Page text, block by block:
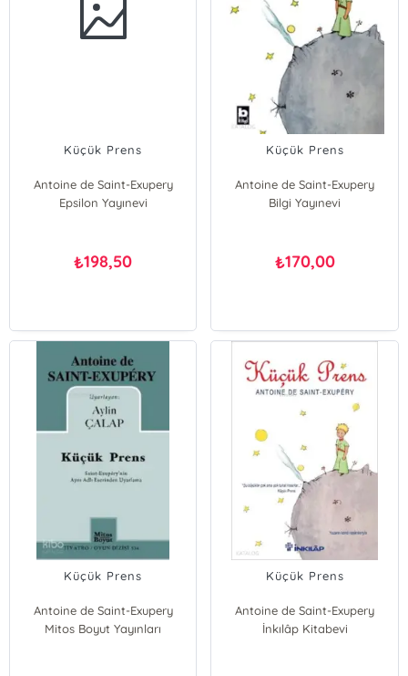
Küçük Prens
Antoine de Saint-Exupery
Epsilon Yayınevi
₺198,50
Küçük Prens
Antoine de Saint-Exupery
Bilgi Yayınevi
₺170,00
Küçük Prens
Antoine de Saint-Exupery
Mitos Boyut Yayınları
Küçük Prens
Antoine de Saint-Exupery
İnkılâp Kitabevi